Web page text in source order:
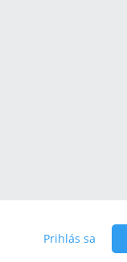
Prihlás sa